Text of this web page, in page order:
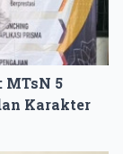
MTsN 5
Karakter